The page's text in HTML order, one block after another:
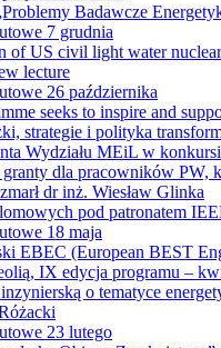
Badawcze
7 grudnia
of US civil light water
lecture
26 października
seeks to inspire and
strategie i polityka
Wydziału MEiL w
dla pracowników PW,
dr inż. Wiesław Glinka
pod patronatem
18 maja
EBEC (European BEST
IX edycja programu –
o tematyce
23 lutego